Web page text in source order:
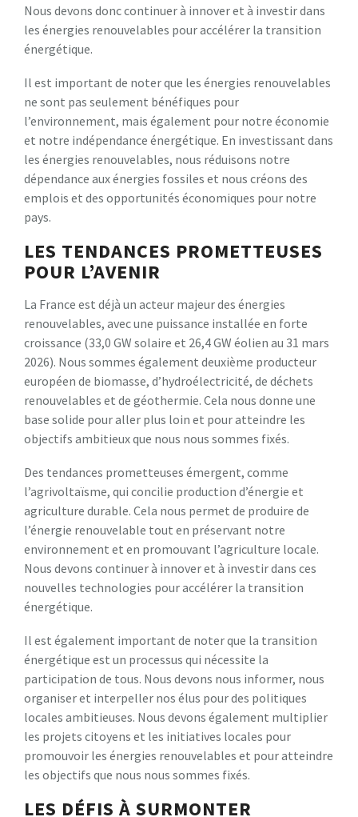
Nous devons donc continuer à innover et à investir dans
les énergies renouvelables pour accélérer la transition
énergétique.
Il est important de noter que les énergies renouvelables
ne sont pas seulement bénéfiques pour
l’environnement, mais également pour notre économie
et notre indépendance énergétique. En investissant dans
les énergies renouvelables, nous réduisons notre
dépendance aux énergies fossiles et nous créons des
emplois et des opportunités économiques pour notre
pays.
LES TENDANCES PROMETTEUSES
POUR L’AVENIR
La France est déjà un acteur majeur des énergies
renouvelables, avec une puissance installée en forte
croissance (33,0 GW solaire et 26,4 GW éolien au 31 mars
2026). Nous sommes également deuxième producteur
européen de biomasse, d’hydroélectricité, de déchets
renouvelables et de géothermie. Cela nous donne une
base solide pour aller plus loin et pour atteindre les
objectifs ambitieux que nous nous sommes fixés.
Des tendances prometteuses émergent, comme
l’agrivoltaïsme, qui concilie production d’énergie et
agriculture durable. Cela nous permet de produire de
l’énergie renouvelable tout en préservant notre
environnement et en promouvant l’agriculture locale.
Nous devons continuer à innover et à investir dans ces
nouvelles technologies pour accélérer la transition
énergétique.
Il est également important de noter que la transition
énergétique est un processus qui nécessite la
participation de tous. Nous devons nous informer, nous
organiser et interpeller nos élus pour des politiques
locales ambitieuses. Nous devons également multiplier
les projets citoyens et les initiatives locales pour
promouvoir les énergies renouvelables et pour atteindre
les objectifs que nous nous sommes fixés.
LES DÉFIS À SURMONTER